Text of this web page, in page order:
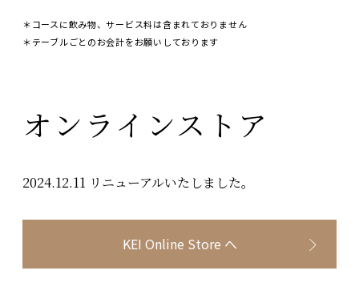
＊コースに飲み物、サービス料は含まれておりません
＊テーブルごとのお会計をお願いしております
オンラインストア
2024.12.11 リニューアルいたしました。
KEI Online Store へ